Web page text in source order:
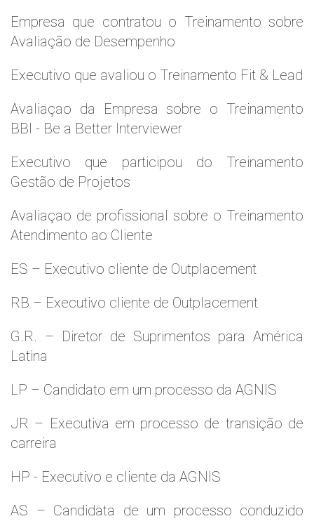
Empresa que contratou o Treinamento sobre
Avaliação de Desempenho
Executivo que avaliou o Treinamento Fit & Lead
Avaliaçao da Empresa sobre o Treinamento
BBI - Be a Better Interviewer
Executivo que participou do Treinamento
Gestão de Projetos
Avaliaçao de profissional sobre o Treinamento
Atendimento ao Cliente
ES – Executivo cliente de Outplacement
RB – Executivo cliente de Outplacement
G.R. – Diretor de Suprimentos para América
Latina
LP – Candidato em um processo da AGNIS
JR – Executiva em processo de transição de
carreira
HP - Executivo e cliente da AGNIS
AS – Candidata de um processo conduzido